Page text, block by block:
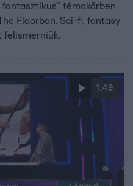
fantasztikus” témakörben
Floorban. Sci-fi, fantasy
felismerniük.
1:49